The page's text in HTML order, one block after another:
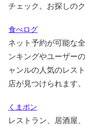
チェック。お探しの
食べログ
ネット予約が可能な
ンキングやユーザー
ャンルの人気のレス
店が見つけられます
くまポン
レストラン、居酒屋